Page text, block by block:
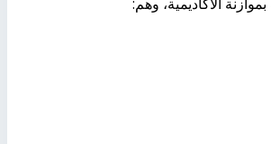
الأكاديمية، وهم: